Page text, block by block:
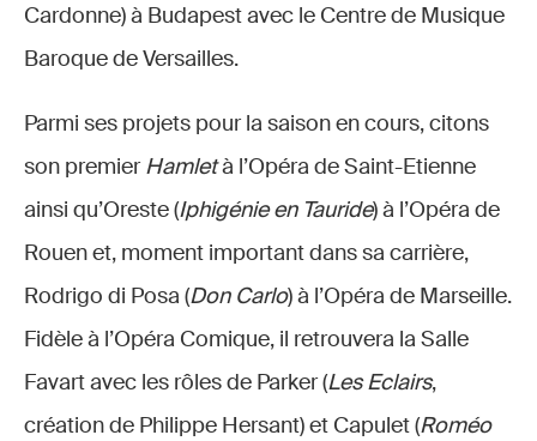
Cardonne) à Budapest avec le Centre de Musique
Baroque de Versailles.
Parmi ses projets pour la saison en cours, citons
son premierHamletà l’Opéra de Saint-Etienne
ainsi qu’Oreste (Iphigénie en Tauride) à l’Opéra de
Rouen et, moment important dans sa carrière,
Rodrigo di Posa (Don Carlo) à l’Opéra de Marseille.
Fidèle à l’Opéra Comique, il retrouvera la Salle
Favart avec les rôles de Parker (Les Eclairs,
création de Philippe Hersant) et Capulet (Roméo